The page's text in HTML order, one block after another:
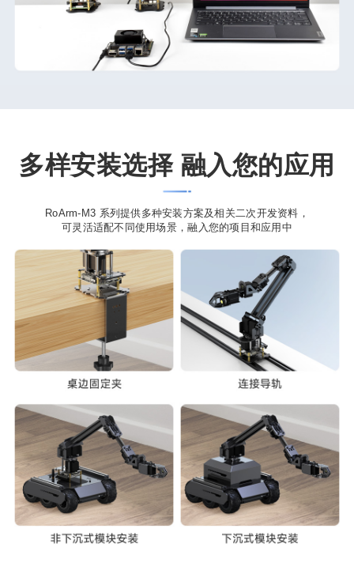
多样安装选择 融入您的应用
RoArm-M3 系列提供多种安装方案及相关二次开发资料，
可灵活适配不同使用场景，融入您的项目和应用中